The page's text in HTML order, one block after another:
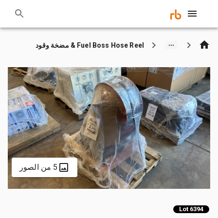
Fuel Boss Hose Reel & مضخة وقود
5 من الصور
Lot 6394